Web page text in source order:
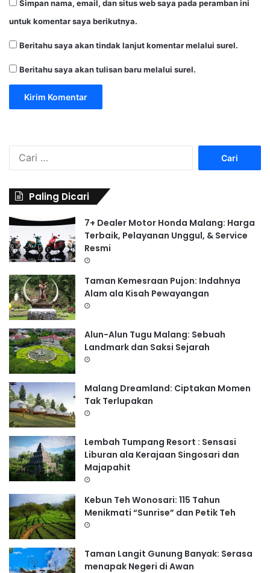
Simpan nama, email, dan situs web saya pada peramban ini
untuk komentar saya berikutnya.
Beritahu saya akan tindak lanjut komentar melalui surel.
Beritahu saya akan tulisan baru melalui surel.
t
u
Paling Dicari
7+ Dealer Motor Honda Malang: Harga
Terbaik, Pelayanan Unggul, & Service
Resmi
Taman Kemesraan Pujon: Indahnya
Alam ala Kisah Pewayangan
Alun-Alun Tugu Malang: Sebuah
Landmark dan Saksi Sejarah
Malang Dreamland: Ciptakan Momen
Tak Terlupakan
Lembah Tumpang Resort : Sensasi
Liburan ala Kerajaan Singosari dan
Majapahit
Kebun Teh Wonosari: 115 Tahun
Menikmati “Sunrise” dan Petik Teh
Taman Langit Gunung Banyak: Serasa
menapak Negeri di Awan